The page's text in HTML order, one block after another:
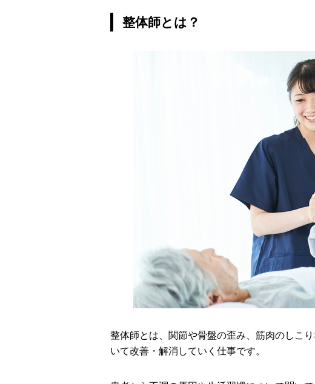
整体師とは？
整体師とは、関節や骨盤の歪み、筋肉のしこ
いて改善・解消していく仕事です。